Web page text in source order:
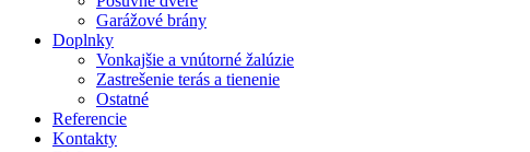
Garážové brány
Doplnky
Vonkajšie a vnútorné žalúzie
Zastrešenie terás a tienenie
Ostatné
Referencie
Kontakty